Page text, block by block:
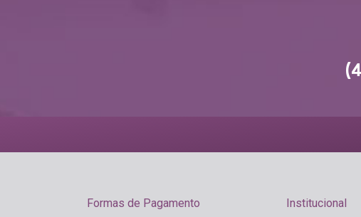
Formas de Pagamento Institucional